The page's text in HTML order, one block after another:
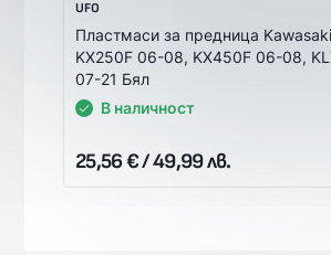
UFO
Пластмаси за предница Kawasaki
KX250F 06-08, KX450F 06-08,
07-21 Бял
В наличност
25,56 € / 49,99 лв.